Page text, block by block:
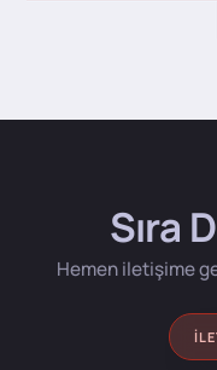
Sıra
Hemen iletişime